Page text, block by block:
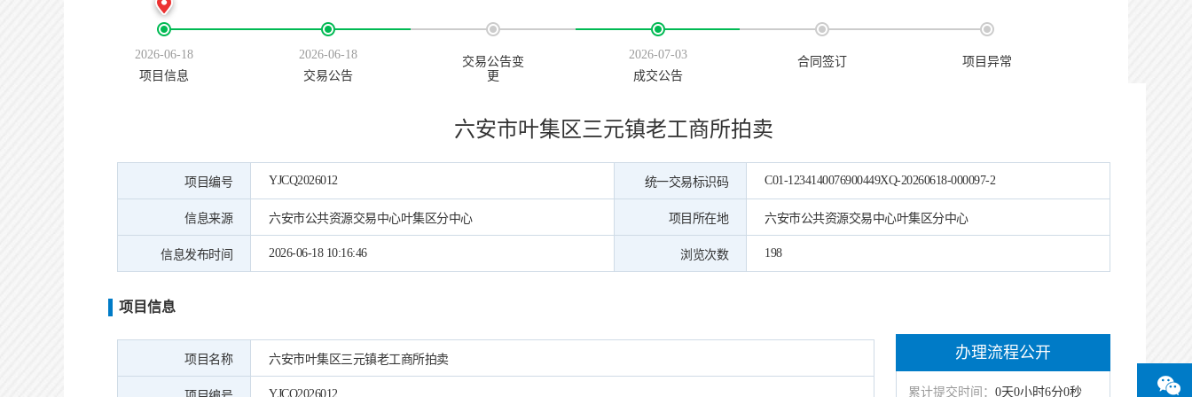
2026-06-18
项目信息
2026-06-18
交易公告
交易公告变
更
2026-07-03
成交公告
合同签订 项目异常
六安市叶集区三元镇老工商所拍卖
项目编号 YJCQ2026012 统一交易标识码 C01-1234140076900449XQ-20260618-000097-2
信息来源 六安市公共资源交易中心叶集区分中心 项目所在地 六安市公共资源交易中心叶集区分中心
信息发布时间 2026-06-18 10:16:46 浏览次数 198
项目信息
项目名称 六安市叶集区三元镇老工商所拍卖
YJCQ2026012
办理流程公开
累计提交时间： 0天0小时6分0秒